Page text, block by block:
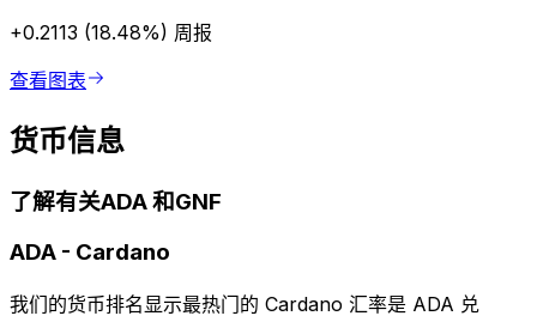
+0.2113 (18.48%) 周报
查看图表
货币信息
了解有关ADA 和GNF
ADA - Cardano
我们的货币排名显示最热门的 Cardano 汇率是 ADA 兑